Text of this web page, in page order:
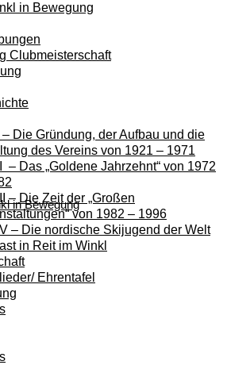
in Bewegung
in Bewegung
Clubmeisterschaft
– Die Gründung, der Aufbau und die
des Vereins von 1921 – 1971
– Das „Goldene Jahrzehnt“ von 1972
– Die Zeit der „Großen
von 1982 – 1996
– Die nordische Skijugend der Welt
in Reit im Winkl
Ehrentafel